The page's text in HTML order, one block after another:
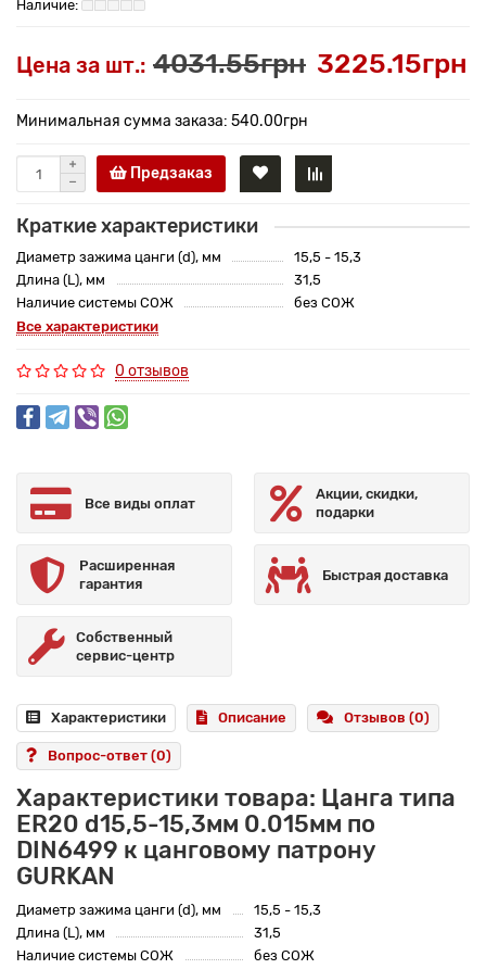
Цена за шт.: 4031.55грн 3225.15грн
Минимальная сумма заказа: 540.00грн
Предзаказ
Краткие характеристики
Диаметр зажима цанги (d), мм
15,5 - 15,3
Длина (L), мм
31,5
Наличие системы СОЖ
без СОЖ
Все характеристики
0 отзывов
Все виды оплат
Акции, скидки,
подарки
Расширенная
гарантия
Быстрая доставка
Собственный
сервис-центр
Характеристики Описание Отзывов (0)
Вопрос-ответ (0)
Характеристики товара: Цанга типа
ER20 d15,5-15,3мм 0.015мм по
DIN6499 к цанговому патрону
GURKAN
Диаметр зажима цанги (d), мм
15,5 - 15,3
Длина (L), мм
31,5
Наличие системы СОЖ
без СОЖ